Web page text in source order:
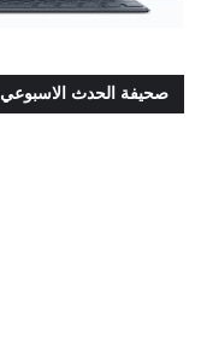
صحيفة الحدث الاسبوعي